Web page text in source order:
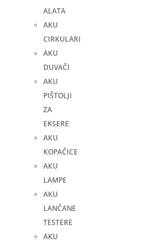
ALATA
AKU
CIRKULARI
AKU
DUVAČI
AKU
PIŠTOLJI
ZA
EKSERE
AKU
KOPAČICE
AKU
LAMPE
AKU
LANČANE
TESTERE
AKU